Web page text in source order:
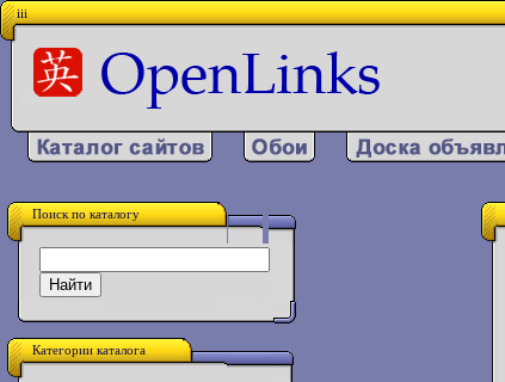
iii
Поиск по каталогу
Категории каталога